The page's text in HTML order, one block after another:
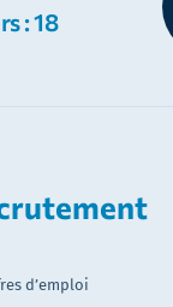
: 18
d’emploi